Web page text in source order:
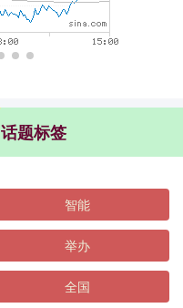
话题标签
智能
举办
全国